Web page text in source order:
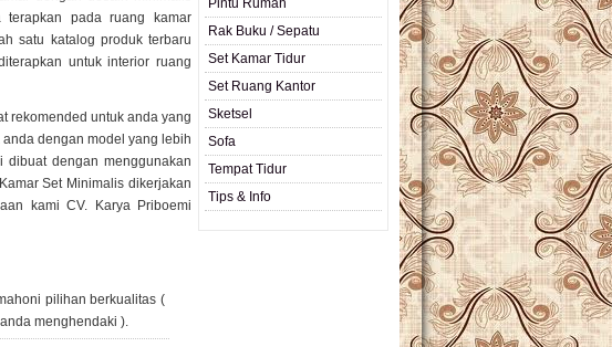
pada ruang kamar
satu katalog produk terbaru
untuk interior ruang
rekomended untuk anda yang
dengan model yang lebih
dibuat dengan menggunakan
Set Minimalis dikerjakan
kami CV. Karya Priboemi
pilihan berkualitas (
menghendaki ).
Pintu Rumah
Rak Buku / Sepatu
Set Kamar Tidur
Set Ruang Kantor
Sketsel
Sofa
Tempat Tidur
Tips & Info